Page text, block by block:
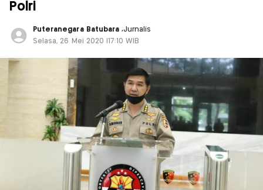
Polri
Puteranegara Batubara,Jurnalis
Selasa, 26 Mei 2020 |17:10 WIB